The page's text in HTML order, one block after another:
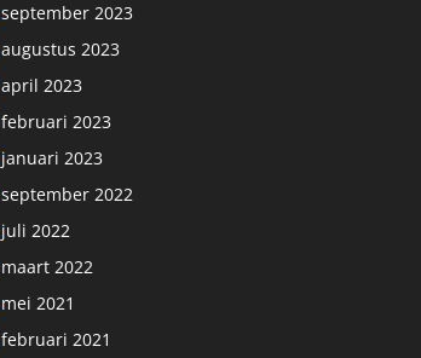
september 2023
augustus 2023
april 2023
februari 2023
januari 2023
september 2022
juli 2022
maart 2022
mei 2021
februari 2021